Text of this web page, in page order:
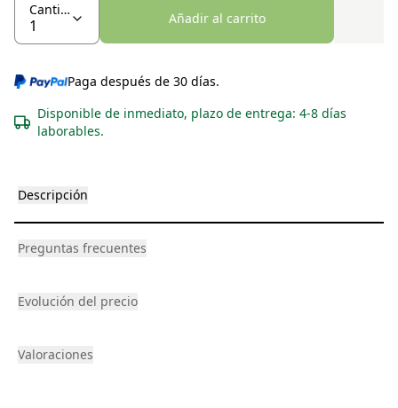
Cantidad
Añadir al carrito
Paga después de 30 días.
Disponible de inmediato, plazo de entrega: 4-8 días
laborables.
Descripción
Preguntas frecuentes
Evolución del precio
Valoraciones